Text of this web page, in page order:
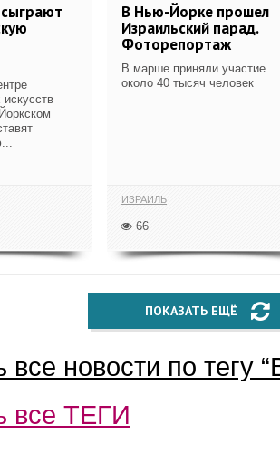
искусств
В Нью-Йорке прошел
Израильский парад.
Фоторепортаж
В марше приняли участие
около 40 тысяч человек
ИЗРАИЛЬ
66
ПОКАЗАТЬ ЕЩЁ
все новости по тегу “
все ТЕГИ